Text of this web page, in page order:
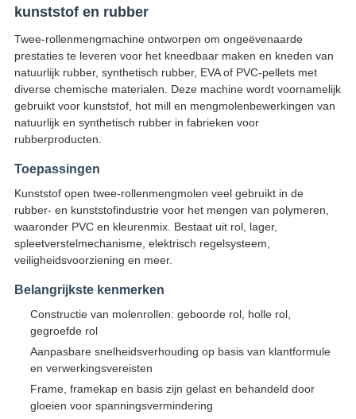
kunststof en rubber
Twee-rollenmengmachine ontworpen om ongeëvenaarde
prestaties te leveren voor het kneedbaar maken en kneden van
natuurlijk rubber, synthetisch rubber, EVA of PVC-pellets met
diverse chemische materialen. Deze machine wordt voornamelijk
gebruikt voor kunststof, hot mill en mengmolenbewerkingen van
natuurlijk en synthetisch rubber in fabrieken voor
rubberproducten.
Toepassingen
Kunststof open twee-rollenmengmolen veel gebruikt in de
rubber- en kunststofindustrie voor het mengen van polymeren,
waaronder PVC en kleurenmix. Bestaat uit rol, lager,
spleetverstelmechanisme, elektrisch regelsysteem,
veiligheidsvoorziening en meer.
Belangrijkste kenmerken
Constructie van molenrollen: geboorde rol, holle rol,
gegroefde rol
Aanpasbare snelheidsverhouding op basis van klantformule
en verwerkingsvereisten
Frame, framekap en basis zijn gelast en behandeld door
gloeien voor spanningsvermindering